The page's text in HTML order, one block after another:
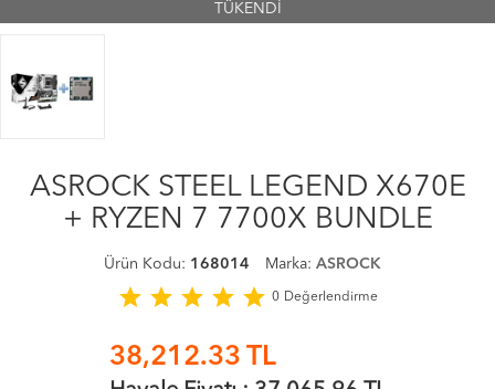
TÜKENDİ
ASROCK STEEL LEGEND X670E
+ RYZEN 7 7700X BUNDLE
Ürün Kodu: 168014 Marka: ASROCK
star star star star star 0 Değerlendirme
38,212.33 TL